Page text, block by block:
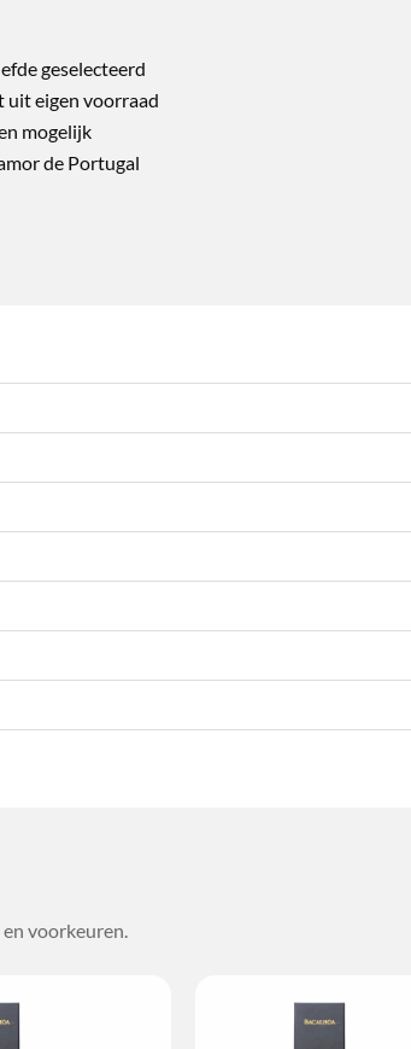
geselecteerd
uit eigen voorraad
mogelijk
de Portugal
voorkeuren.